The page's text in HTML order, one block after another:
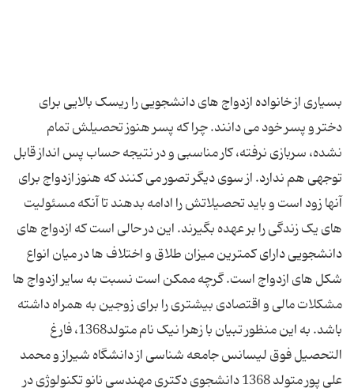
بسیاری از خانواده ازدواج های دانشجویی را ریسک بالایی برای
دختر و پسر خود می دانند. چرا که پسر هنوز تحصیلش تمام
نشده، سربازی نرفته، کار مناسبی و در نتیجه حساب پس انداز قابل
توجهی هم ندارد. از سوی دیگر تصور می کنند که هنوز ازدواج برای
آنها زود است و باید تحصیلاتش را ادامه بدهند تا آنکه مسئولیت
های یک زندگی را بر عهده بگیرند. این در حالی است که ازدواج های
دانشجویی دارای کمترین میزان طلاق و اختلاف ها در میان انواع
شکل های ازدواج است. گرچه ممکن است نسبت به سایر ازدواج ها
مشکلات مالی و اقتصادی بیشتری را برای زوجین به همراه داشته
باشد. به این منظور تبیان با زهرا نیک نام متولد1368، فارغ
التحصیل فوق لیسانس جامعه شناسی از دانشگاه شیراز و محمد
علی پور متولد 1368 دانشجوی دکتری مهندسی نانو تکنولوژی در